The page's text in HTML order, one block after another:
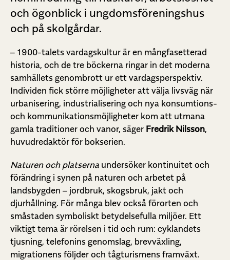
och ögonblick i ungdomsföreningshus
och på skolgårdar.
– 1900-talets vardagskultur är en mångfasetterad
historia, och de tre böckerna ringar in det moderna
samhällets genombrott ur ett vardagsperspektiv.
Individen fick större möjligheter att välja livsväg när
urbanisering, industrialisering och nya konsumtions-
och kommunikationsmöjligheter kom att utmana
gamla traditioner och vanor, säger Fredrik Nilsson,
huvudredaktör för bokserien.
Naturen och platserna undersöker kontinuitet och
förändring i synen på naturen och arbetet på
landsbygden – jordbruk, skogsbruk, jakt och
djurhållning. För många blev också förorten och
småstaden symboliskt betydelsefulla miljöer. Ett
viktigt tema är rörelsen i tid och rum: cyklandets
tjusning, telefonins genomslag, brevväxling,
migrationens följder och tågturismens framväxt.